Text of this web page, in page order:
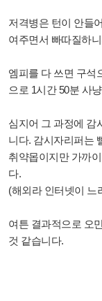
저격병은 턴이 안들
여주면서 빠따질하
엠피를 다 쓰면 구석
으로 1시간50분 사
심지어 그 과정에 감
니다. 감시자리퍼는
취약몹이지만 가까
다.
(해외라 인터넷이 느
여튼 결과적으로 오
것 같습니다.